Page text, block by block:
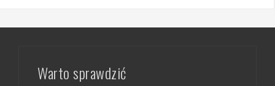
Warto sprawdzić